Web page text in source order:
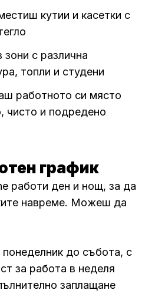
кутии и касетки с
с различна
топли и студени
работното си място
чисто и подредено
график
работи ден и нощ, за да
навреме. Можеш да
понеделник до събота, с
за работа в неделя
заплащане